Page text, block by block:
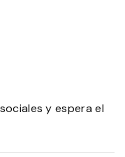
y espera el